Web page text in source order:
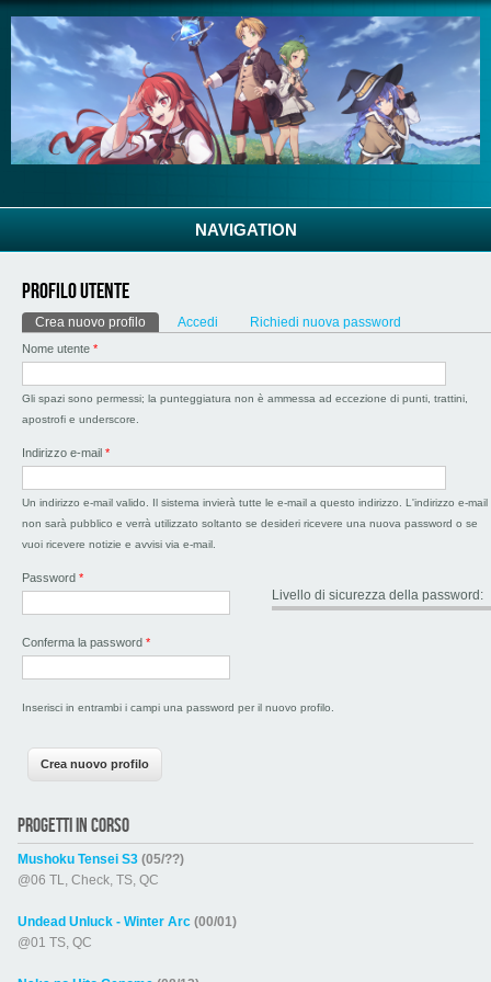
NAVIGATION
Profilo utente
Schede primarie
Crea nuovo profilo (scheda attiva)
Accedi Richiedi nuova password
Nome utente *
Gli spazi sono permessi; la punteggiatura non è ammessa ad eccezione di punti, trattini,
apostrofi e underscore.
Indirizzo e-mail *
Un indirizzo e-mail valido. Il sistema invierà tutte le e-mail a questo indirizzo. L'indirizzo e-mail
non sarà pubblico e verrà utilizzato soltanto se desideri ricevere una nuova password o se
vuoi ricevere notizie e avvisi via e-mail.
Livello di sicurezza della password:
Password *
Conferma la password *
Inserisci in entrambi i campi una password per il nuovo profilo.
PROGETTI IN CORSO
Mushoku Tensei S3(05/??)
@06 TL, Check, TS, QC
Undead Unluck - Winter Arc (00/01)
@01 TS, QC